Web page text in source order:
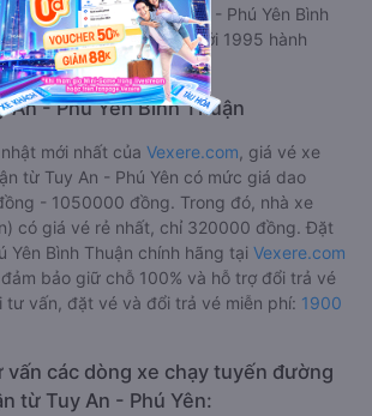
đó hãng xe khách Tuy An - Phú Yên Bình
được đánh giá 4.8/5 bởi 1995 hành
Thảo.
An - Phú Yên Bình Thuận
mới nhất của Vexere.com , giá vé xe
từ Tuy An - Phú Yên có mức giá dao
- 1050000 đồng. Trong đó, nhà xe
có giá vé rẻ nhất, chỉ 320000 đồng. Đặt
Yên Bình Thuận chính hãng tại Vexere.com
bảo giữ chỗ 100% và hỗ trợ đổi trả vé
tư vấn, đặt vé và đổi trả vé miễn phí: 1900
các dòng xe chạy tuyến đường
từ Tuy An - Phú Yên: